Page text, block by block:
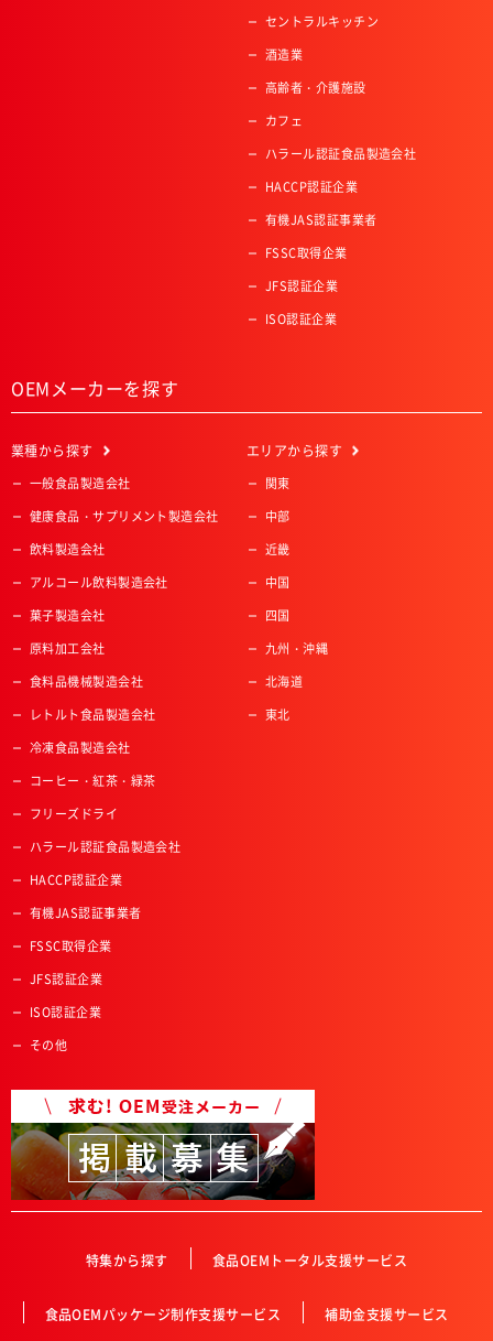
セントラルキッチン
酒造業
高齢者・介護施設
カフェ
ハラール認証食品製造会社
HACCP認証企業
有機JAS認証事業者
FSSC取得企業
JFS認証企業
ISO認証企業
OEMメーカーを探す
業種から探す
一般食品製造会社
健康食品・サプリメント製造会社
飲料製造会社
アルコール飲料製造会社
菓子製造会社
原料加工会社
食料品機械製造会社
レトルト食品製造会社
冷凍食品製造会社
コーヒー・紅茶・緑茶
フリーズドライ
ハラール認証食品製造会社
HACCP認証企業
有機JAS認証事業者
FSSC取得企業
JFS認証企業
ISO認証企業
その他
エリアから探す
関東
中部
近畿
中国
四国
九州・沖縄
北海道
東北
特集から探す 食品OEMトータル支援サービス
食品OEMパッケージ制作支援サービス 補助金支援サービス